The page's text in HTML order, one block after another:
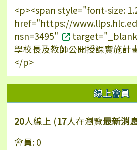
<p><span style="font-size:
href="https://
nsn=3495"
學校長及教師公開授課實施計
</p>
線上會員
20人線上 (17人在瀏覽最新消
會員: 0